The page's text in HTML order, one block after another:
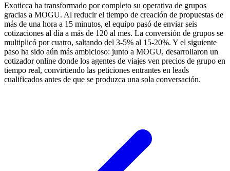
Exoticca ha transformado por completo su operativa de grupos
gracias a MOGU. Al reducir el tiempo de creación de propuestas de
más de una hora a 15 minutos, el equipo pasó de enviar seis
cotizaciones al día a más de 120 al mes. La conversión de grupos se
multiplicó por cuatro, saltando del 3-5% al 15-20%. Y el siguiente
paso ha sido aún más ambicioso: junto a MOGU, desarrollaron un
cotizador online donde los agentes de viajes ven precios de grupo en
tiempo real, convirtiendo las peticiones entrantes en leads
cualificados antes de que se produzca una sola conversación.